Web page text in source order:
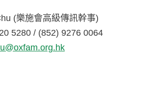
(樂施會高級傳訊幹事)
5280 / (852) 9276 0064